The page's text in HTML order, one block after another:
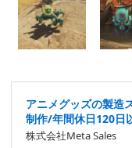
アニメグッズの製造
制作/年間休日120日
株式会社Meta Sales